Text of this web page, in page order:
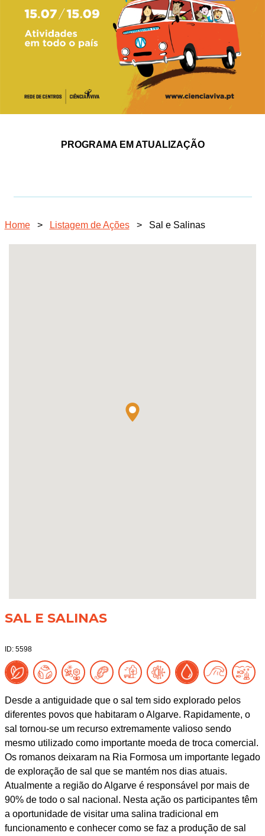
PROGRAMA EM ATUALIZAÇÃO
Home > Listagem de Ações > Sal e Salinas
SAL E SALINAS
ID: 5598
Desde a antiguidade que o sal tem sido explorado pelos
diferentes povos que habitaram o Algarve. Rapidamente, o
sal tornou-se um recurso extremamente valioso sendo
mesmo utilizado como importante moeda de troca comercial.
Os romanos deixaram na Ria Formosa um importante legado
de exploração de sal que se mantém nos dias atuais.
Atualmente a região do Algarve é responsável por mais de
90% de todo o sal nacional. Nesta ação os participantes têm
a oportunidade de visitar uma salina tradicional em
funcionamento e conhecer como se faz a produção de sal